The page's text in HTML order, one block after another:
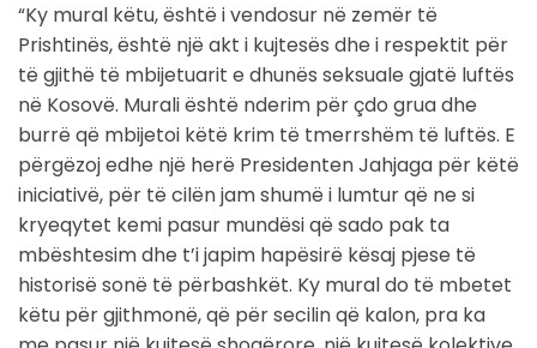
“Ky mural këtu, është i vendosur në zemër të
Prishtinës, është një akt i kujtesës dhe i respektit për
të gjithë të mbijetuarit e dhunës seksuale gjatë luftës
në Kosovë. Murali është nderim për çdo grua dhe
burrë që mbijetoi këtë krim të tmerrshëm të luftës. E
përgëzoj edhe një herë Presidenten Jahjaga për këtë
iniciativë, për të cilën jam shumë i lumtur që ne si
kryeqytet kemi pasur mundësi që sado pak ta
mbështesim dhe t’i japim hapësirë kësaj pjese të
historisë sonë të përbashkët. Ky mural do të mbetet
këtu për gjithmonë, që për secilin që kalon, pra ka